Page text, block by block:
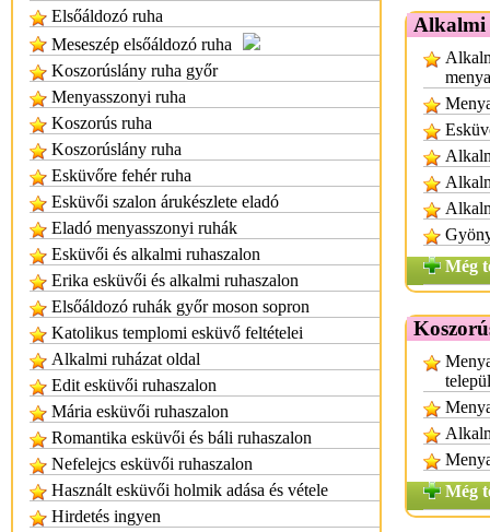
Elsőáldozó ruha
Meseszép elsőáldozó ruha
Koszorúslány ruha győr
Menyasszonyi ruha
Koszorús ruha
Koszorúslány ruha
Esküvőre fehér ruha
Esküvői szalon árukészlete eladó
Eladó menyasszonyi ruhák
Esküvői és alkalmi ruhaszalon
Erika esküvői és alkalmi ruhaszalon
Elsőáldozó ruhák győr moson sopron
Katolikus templomi esküvő feltételei
Alkalmi ruházat oldal
Edit esküvői ruhaszalon
Mária esküvői ruhaszalon
Romantika esküvői és báli ruhaszalon
Nefelejcs esküvői ruhaszalon
Használt esküvői holmik adása és vétele
Hirdetés ingyen
Alkalmi
Még
Még